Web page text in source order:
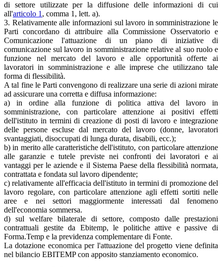
di settore utilizzate per la diffusione delle informazioni di cui
all'articolo 1 , comma 1, lett. a).
3. Relativamente alle informazioni sul lavoro in somministrazione le
Parti concordano di attribuire alla Commissione Osservatorio e
Comunicazione l'attuazione di un piano di iniziative di
comunicazione sul lavoro in somministrazione relative al suo ruolo e
funzione nel mercato del lavoro e alle opportunità offerte ai
lavoratori in somministrazione e alle imprese che utilizzano tale
forma di flessibilità.
A tal fine le Parti convengono di realizzare una serie di azioni mirate
ad assicurare una corretta e diffusa informazione:
a) in ordine alla funzione di politica attiva del lavoro in
somministrazione, con particolare attenzione ai positivi effetti
dell'istituto in termini di creazione di posti di lavoro e integrazione
delle persone escluse dal mercato del lavoro (donne, lavoratori
svantaggiati, disoccupati di lunga durata, disabili, ecc.);
b) in merito alle caratteristiche dell'istituto, con particolare attenzione
alle garanzie e tutele previste nei confronti dei lavoratori e ai
vantaggi per le aziende e il Sistema Paese della flessibilità normata,
contrattata e fondata sul lavoro dipendente;
c) relativamente all'efficacia dell'istituto in termini di promozione del
lavoro regolare, con particolare attenzione agli effetti sortiti nelle
aree e nei settori maggiormente interessati dal fenomeno
dell'economia sommersa.
d) sul welfare bilaterale di settore, composto dalle prestazioni
contrattuali gestite da Ebitemp, le politiche attive e passive di
Forma.Temp e la previdenza complementare di Fonte.
La dotazione economica per l'attuazione del progetto viene definita
nel bilancio EBITEMP con apposito stanziamento economico.